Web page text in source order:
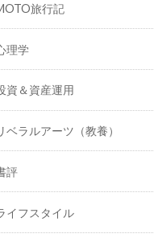
旅行記
理学
資＆資産運用
ベラルアーツ（教養）
評
イフスタイル